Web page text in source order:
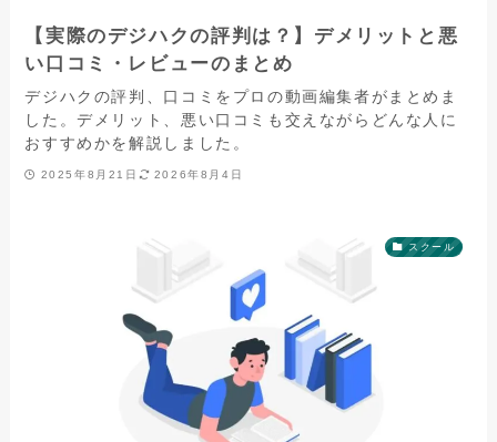
【実際のデジハクの評判は？】デメリットと悪
い口コミ・レビューのまとめ
デジハクの評判、口コミをプロの動画編集者がまとめま
した。デメリット、悪い口コミも交えながらどんな人に
おすすめかを解説しました。
2025年8月21日 2026年8月4日
スクール